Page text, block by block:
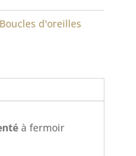
Boucles d'oreilles
à fermoir